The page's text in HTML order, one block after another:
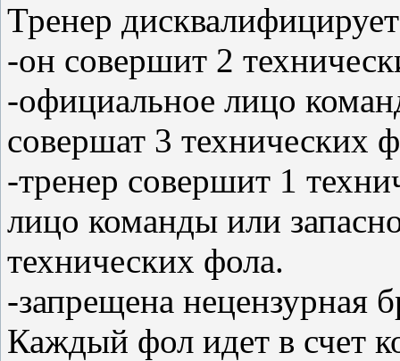
Тренер
-он совершит 2
-официальное лицо
совершат 3 технических
-тренер совершит 1
лицо команды или
технических фола.
-запрещена нецензурная
Каждый фол идет в счет